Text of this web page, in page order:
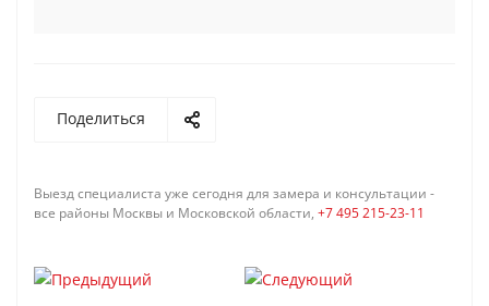
Поделиться
Выезд специалиста уже сегодня для замера и консультации -
все районы Москвы и Московской области, +7 495 215-23-11